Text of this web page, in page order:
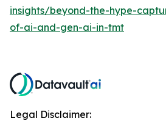
insights/beyond-the-hype-
of-ai-and-gen-ai-in-tmt
Legal Disclaimer: